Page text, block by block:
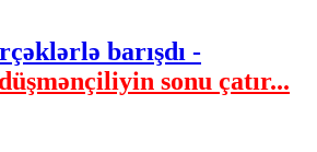
barışdı -
sonu çatır...